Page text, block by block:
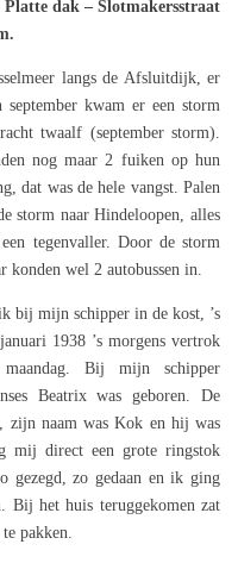
dak – Slotmakersstraat
langs de Afsluitdijk, er
kwam er een storm
twaalf (september storm).
nog maar 2 fuiken op hun
dat was de hele vangst. Palen
storm naar Hindeloopen, alles
tegenvaller. Door de storm
konden wel 2 autobussen in.
bij mijn schipper in de kost, ’s
1938 ’s morgens vertrok
Bij mijn schipper
Beatrix was geboren. De
zijn naam was Kok en hij was
mij direct een grote ringstok
gezegd, zo gedaan en ik ging
Bij het huis teruggekomen zat
pakken.